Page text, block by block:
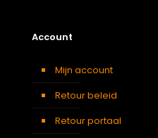
Account
Mijn account
Retour beleid
Retour portaal